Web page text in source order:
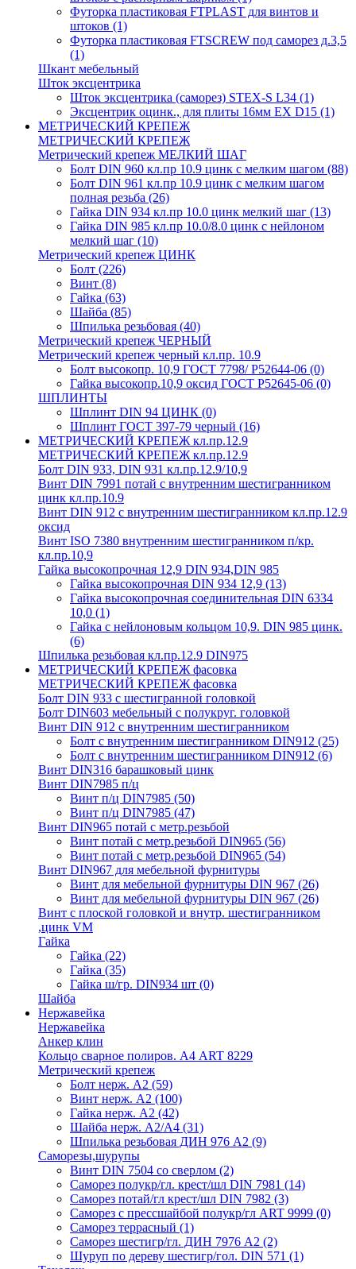
Футорка пластиковая FTPLAST для винтов и
штоков (1)
Футорка пластиковая FTSCREW под саморез д.3,5
(1)
Шкант мебельный
Шток эксцентрика
Шток эксцентрика (саморез) STEX-S L34 (1)
Эксцентрик оцинк., для плиты 16мм EX D15 (1)
МЕТРИЧЕСКИЙ КРЕПЕЖ
МЕТРИЧЕСКИЙ КРЕПЕЖ
Метрический крепеж МЕЛКИЙ ШАГ
Болт DIN 960 кл.пр 10.9 цинк с мелким шагом (88)
Болт DIN 961 кл.пр 10.9 цинк с мелким шагом
полная резьба (26)
Гайка DIN 934 кл.пр 10.0 цинк мелкий шаг (13)
Гайка DIN 985 кл.пр 10.0/8.0 цинк с нейлоном
мелкий шаг (10)
Метрический крепеж ЦИНК
Болт (226)
Винт (8)
Гайка (63)
Шайба (85)
Шпилька резьбовая (40)
Метрический крепеж ЧЕРНЫЙ
Метрический крепеж черный кл.пр. 10.9
Болт высокопр. 10,9 ГОСТ 7798/ Р52644-06 (0)
Гайка высокопр.10,9 оксид ГОСТ Р52645-06 (0)
ШПЛИНТЫ
Шплинт DIN 94 ЦИНК (0)
Шплинт ГОСТ 397-79 черный (16)
МЕТРИЧЕСКИЙ КРЕПЕЖ кл.пр.12.9
МЕТРИЧЕСКИЙ КРЕПЕЖ кл.пр.12.9
Болт DIN 933, DIN 931 кл.пр.12.9/10,9
Винт DIN 7991 потай с внутренним шестигранником
цинк кл.пр.10.9
Винт DIN 912 с внутренним шестигранником кл.пр.12.9
оксид
Винт ISO 7380 внутренним шестигранником п/кр.
кл.пр.10,9
Гайка высокопрочная 12,9 DIN 934,DIN 985
Гайка высокопрочная DIN 934 12,9 (13)
Гайка высокопрочная соединительная DIN 6334
10,0 (1)
Гайка с нейлоновым кольцом 10,9. DIN 985 цинк.
(6)
Шпилька резьбовая кл.пр.12.9 DIN975
МЕТРИЧЕСКИЙ КРЕПЕЖ фасовка
МЕТРИЧЕСКИЙ КРЕПЕЖ фасовка
Болт DIN 933 с шестигранной головкой
Болт DIN603 мебельный с полукруг. головкой
Винт DIN 912 с внутренним шестигранником
Болт с внутренним шестигранником DIN912 (25)
Болт с внутренним шестигранником DIN912 (6)
Винт DIN316 барашковый цинк
Винт DIN7985 п/ц
Винт п/ц DIN7985 (50)
Винт п/ц DIN7985 (47)
Винт DIN965 потай с метр.резьбой
Винт потай с метр.резьбой DIN965 (56)
Винт потай с метр.резьбой DIN965 (54)
Винт DIN967 для мебельной фурнитуры
Винт для мебельной фурнитуры DIN 967 (26)
Винт для мебельной фурнитуры DIN 967 (26)
Винт с плоской головкой и внутр. шестигранником
,цинк VM
Гайка
Гайка (22)
Гайка (35)
Гайка ш/гр. DIN934 шт (0)
Шайба
Нержавейка
Нержавейка
Анкер клин
Кольцо сварное полиров. А4 ART 8229
Метрический крепеж
Болт нерж. А2 (59)
Винт нерж. А2 (100)
Гайка нерж. А2 (42)
Шайба нерж. А2/А4 (31)
Шпилька резьбовая ДИН 976 А2 (9)
Саморезы,шурупы
Винт DIN 7504 со сверлом (2)
Саморез полукр/гл. крест/шл DIN 7981 (14)
Саморез потай/гл крест/шл DIN 7982 (3)
Саморез с прессшайбой полукр/гл ART 9999 (0)
Саморез террасный (1)
Саморез шестигр/гл. ДИН 7976 А2 (2)
Шуруп по дереву шестигр/гол. DIN 571 (1)